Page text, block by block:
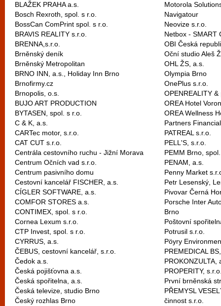
BLAŽEK PRAHA a.s.
Bosch Rexroth, spol. s r.o.
BossCan ComPrint spol. s r.o.
BRAVIS REALITY s.r.o.
BRENNA,s.r.o.
Brněnský deník
Brněnský Metropolitan
BRNO INN, a.s., Holiday Inn Brno
Brnofirmy.cz
Brnopolis, o.s.
BUJO ART PRODUCTION
BYTASEN, spol. s r.o.
C & K, a.s.
CARTec motor, s.r.o.
CAT CUT s.r.o.
Centrála cestovního ruchu - Jižní Morava
Centrum Očních vad s.r.o.
Centrum pasivního domu
Cestovní kancelář FISCHER, a.s.
CÍGLER SOFTWARE, a.s.
COMFOR STORES a.s.
CONTIMEX, spol. s r.o.
Cornea Lexum s.r.o.
CTP Invest, spol. s r.o.
CYRRUS, a.s.
ČEBUS, cestovní kancelář, s.r.o.
Čedok a.s.
Česká pojišťovna a.s.
Česká spořitelna, a.s.
Česká televize, studio Brno
Český rozhlas Brno
Motorola
Navigatour
Neovize s.r.o.
Netbox - SMART
OBI Česká
Oční studio Aleš
OHL ŽS, a.s.
Olympia Brno
OnePlus s.r.o.
OPENREALITY
OREA Hotel
OREA Wellness
Partners
PATREAL s.r.o.
PELL'S, s.r.o.
PEMM Brno,
PENAM, a.s.
Penny Market
Petr Lesenský,
Pivovar Černá
Porsche Inter
Brno
Poštovní
Potrusil s.r.o.
Pöyry
PREMEDICAL
PROKONZULTA,
PROPERITY,
První brněnská
PŘEMYSL
činnost s.r.o.